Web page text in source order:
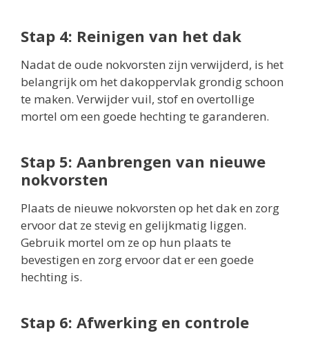
Stap 4: Reinigen van het dak
Nadat de oude nokvorsten zijn verwijderd, is het
belangrijk om het dakoppervlak grondig schoon
te maken. Verwijder vuil, stof en overtollige
mortel om een goede hechting te garanderen.
Stap 5: Aanbrengen van nieuwe
nokvorsten
Plaats de nieuwe nokvorsten op het dak en zorg
ervoor dat ze stevig en gelijkmatig liggen.
Gebruik mortel om ze op hun plaats te
bevestigen en zorg ervoor dat er een goede
hechting is.
Stap 6: Afwerking en controle